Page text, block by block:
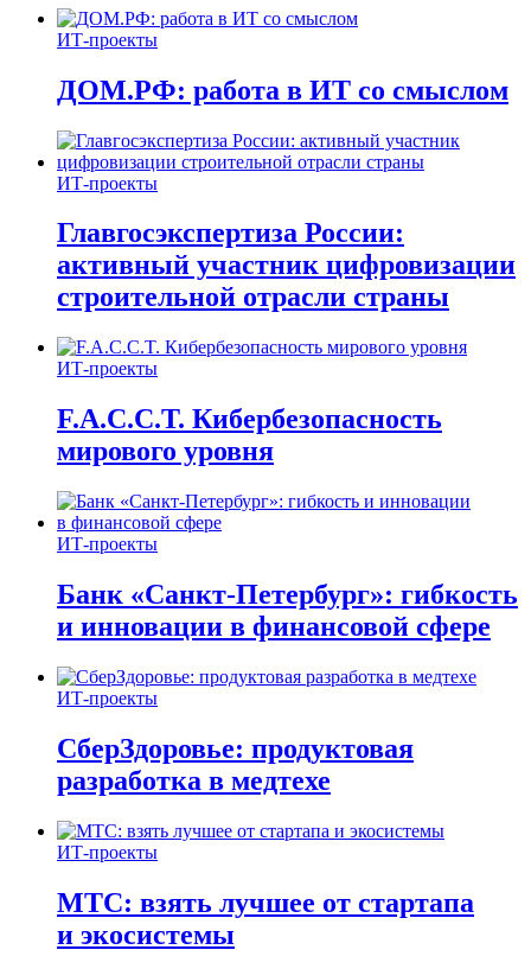
ИТ-проекты
ДОМ.РФ: работа в ИТ со смыслом
ИТ-проекты
Главгосэкспертиза России:
активный участник цифровизации
строительной отрасли страны
ИТ-проекты
F.A.C.C.T. Кибербезопасность
мирового уровня
ИТ-проекты
Банк «Санкт-Петербург»: гибкость
и инновации в финансовой сфере
ИТ-проекты
СберЗдоровье: продуктовая
разработка в медтехе
ИТ-проекты
МТС: взять лучшее от стартапа
и экосистемы